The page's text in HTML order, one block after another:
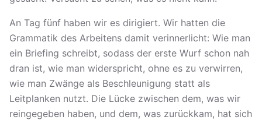
An Tag fünf haben wir es dirigiert. Wir hatten die
Grammatik des Arbeitens damit verinnerlicht: Wie man
ein Briefing schreibt, sodass der erste Wurf schon nah
dran ist, wie man widerspricht, ohne es zu verwirren,
wie man Zwänge als Beschleunigung statt als
Leitplanken nutzt. Die Lücke zwischen dem, was wir
reingegeben haben, und dem, was zurückkam, hat sich